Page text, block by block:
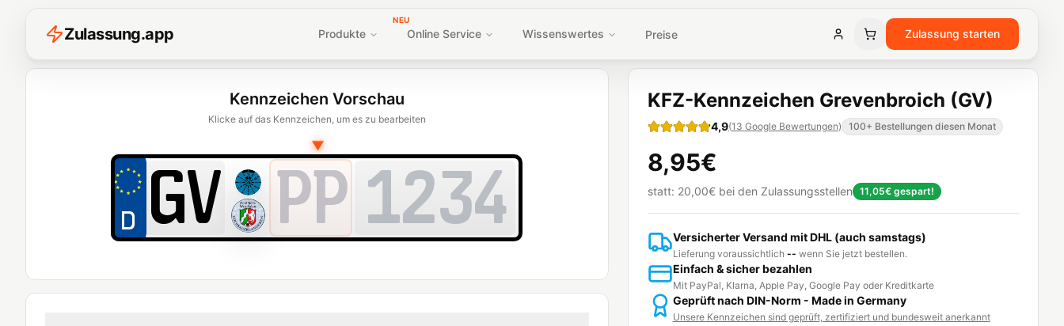
Zulassung.app Produkte
NEU
Online Service Wissenswertes Preise Zulassung starten
KFZ-Kennzeichen Grevenbroich (GV)
4,9(13 Google Bewertungen) 100+ Bestellungen diesen Monat
8,95€
statt: 20,00€ bei den Zulassungsstellen 11,05€ gespart!
Versicherter Versand mit DHL (auch samstags)
Lieferung voraussichtlich -- wenn Sie jetzt bestellen.
Einfach & sicher bezahlen
Mit PayPal, Klarna, Apple Pay, Google Pay oder Kreditkarte
Geprüft nach DIN-Norm - Made in Germany
Unsere Kennzeichen sind geprüft, zertifiziert und bundesweit anerkannt
Kennzeichen Vorschau
Klicke auf das Kennzeichen, um es zu bearbeiten
▼
PP 1234